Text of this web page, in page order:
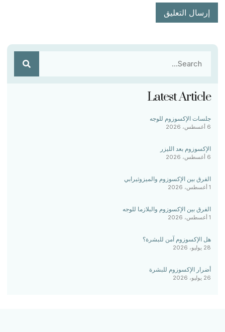
Latest Article
جلسات الإكسوزوم للوجه
6 أغسطس، 2026
الإكسوزوم بعد الليزر
6 أغسطس، 2026
الفرق بين الإكسوزوم والميزوثيرابي
1 أغسطس، 2026
الفرق بين الإكسوزوم والبلازما للوجه
1 أغسطس، 2026
هل الإكسوزوم آمن للبشرة؟
28 يوليو، 2026
أضرار الإكسوزوم للبشرة
26 يوليو، 2026